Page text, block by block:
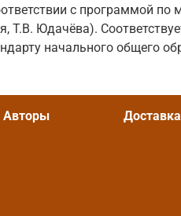
с программой по
Т.В. Юдачёва).
начального общего
Авторы Доставка